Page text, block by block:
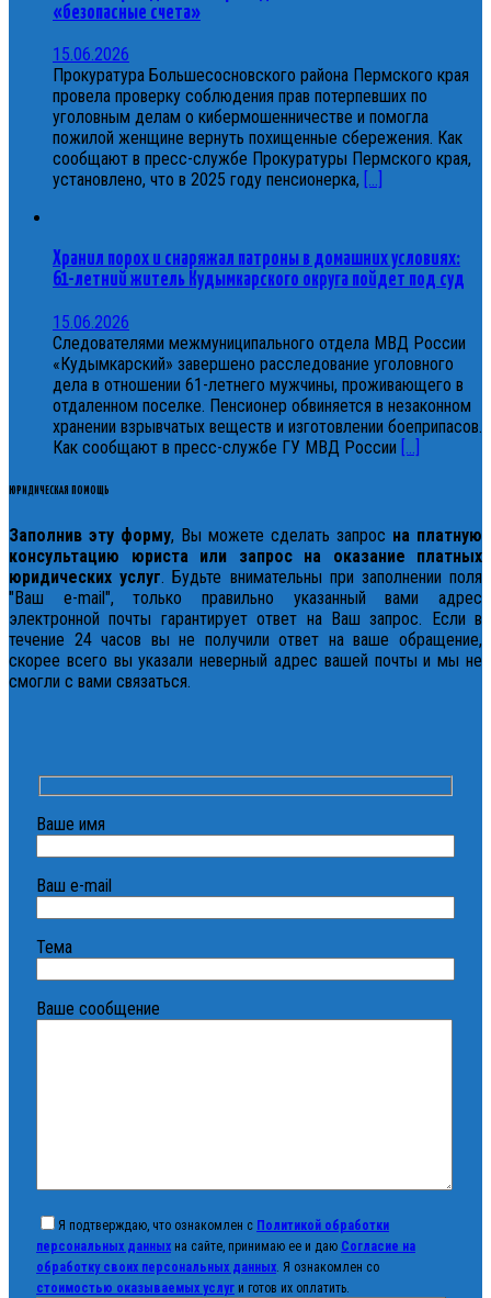
«безопасные счета»
15.06.2026
Прокуратура Большесосновского района Пермского края
провела проверку соблюдения прав потерпевших по
уголовным делам о кибермошенничестве и помогла
пожилой женщине вернуть похищенные сбережения. Как
сообщают в пресс-службе Прокуратуры Пермского края,
установлено, что в 2025 году пенсионерка, [...]
Хранил порох и снаряжал патроны в домашних условиях:
61-летний житель Кудымкарского округа пойдет под суд
15.06.2026
Следователями межмуниципального отдела МВД России
«Кудымкарский» завершено расследование уголовного
дела в отношении 61-летнего мужчины, проживающего в
отдаленном поселке. Пенсионер обвиняется в незаконном
хранении взрывчатых веществ и изготовлении боеприпасов.
Как сообщают в пресс-службе ГУ МВД России
ЮРИДИЧЕСКАЯ ПОМОЩЬ
Заполнив эту форму, Вы можете сделать запрос на платную
консультацию юриста или запрос на оказание платных
юридических услуг. Будьте внимательны при заполнении поля
"Ваш e-mail", только правильно указанный вами адрес
электронной почты гарантирует ответ на Ваш запрос. Если в
течение 24 часов вы не получили ответ на ваше обращение,
скорее всего вы указали неверный адрес вашей почты и мы не
смогли с вами связаться.
Ваше имя
Ваш e-mail
Тема
Ваше сообщение
Я подтверждаю, что ознакомлен с Политикой обработки
персональных данных на сайте, принимаю ее и даю Согласие на
обработку своих персональных данных. Я ознакомлен со
стоимостью оказываемых услуг и готов их оплатить.